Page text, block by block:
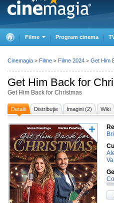
Filme Program cinema
Get Him Back for
Get Him Back for Christmas
Detalii Distribuţie Imagini (2) Wiki
Cu
Cinemagia > Filme > Filme 2024 > Get Him